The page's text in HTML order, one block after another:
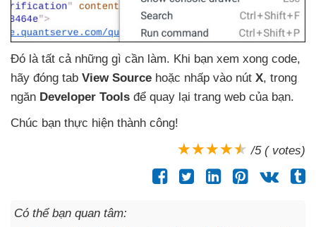
Đó là tất cả những gì cần làm. Khi bạn xem xong code,
hãy đóng tab View Source hoặc nhấp vào nút X, trong
ngăn Developer Tools để quay lại trang web của bạn.
Chúc bạn thực hiện thành công!
/5 ( votes)
Có thể bạn quan tâm: